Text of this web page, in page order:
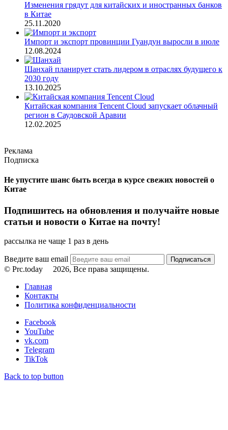
Изменения грядут для китайских и иностранных банков
в Китае
25.11.2020
Импорт и экспорт провинции Гуандун выросли в июле
12.08.2024
Шанхай планирует стать лидером в отраслях будущего к
2030 году
13.10.2025
Китайская компания Tencent Cloud запускает облачный
регион в Саудовской Аравии
12.02.2025
Реклама
Подписка
Не упустите шанс быть всегда в курсе свежих новостей о
Китае
Подпишитесь на обновления и получайте новые
статьи и новости о Китае на почту!
рассылка не чаще 1 раз в день
Введите ваш email
© Prc.today
2026, Все права защищены.
Главная
Контакты
Политика конфиденциальности
Facebook
YouTube
vk.com
Telegram
TikTok
Back to top button